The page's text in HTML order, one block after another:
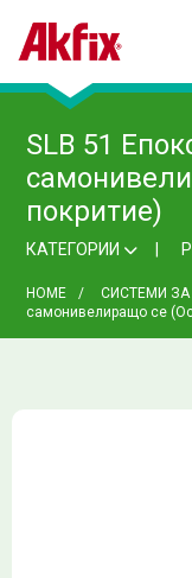
SLB 51
покритие)
КАТЕГОРИИ
HOME СИСТЕМИ ЗА
самонивелиращо се